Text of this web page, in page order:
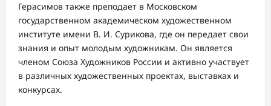
Герасимов также преподает в Московском
государственном академическом художественном
институте имени В. И. Сурикова, где он передает свои
знания и опыт молодым художникам. Он является
членом Союза Художников России и активно участвует
в различных художественных проектах, выставках и
конкурсах.